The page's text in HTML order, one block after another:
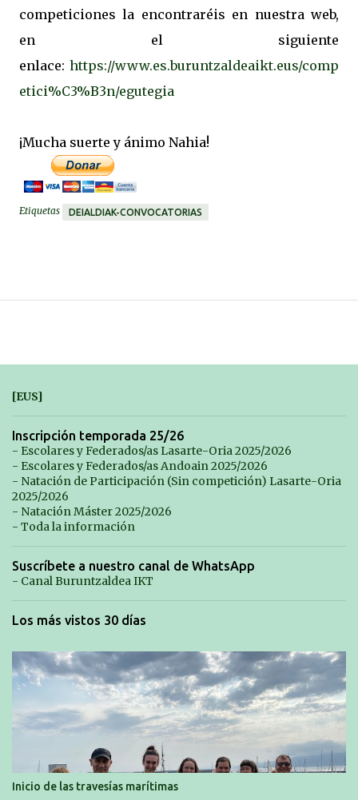
competiciones la encontraréis en nuestra web,
en el siguiente
enlace: https://www.es.buruntzaldeaikt.eus/comp
etici%C3%B3n/egutegia
¡Mucha suerte y ánimo Nahia!
Etiquetas DEIALDIAK-CONVOCATORIAS
[EUS]
Inscripción temporada 25/26
- Escolares y Federados/as Lasarte-Oria 2025/2026
- Escolares y Federados/as Andoain 2025/2026
- Natación de Participación (Sin competición) Lasarte-Oria
2025/2026
- Natación Máster 2025/2026
- Toda la información
Suscríbete a nuestro canal de WhatsApp
- Canal Buruntzaldea IKT
Los más vistos 30 días
Inicio de las travesías marítimas